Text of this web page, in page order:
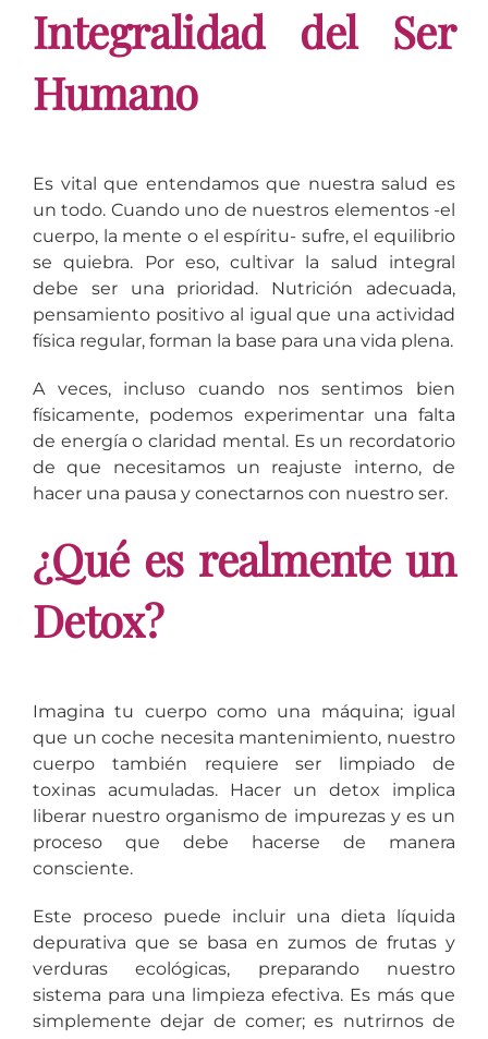
Integralidad del Ser
Humano
Es vital que entendamos que nuestra salud es
un todo. Cuando uno de nuestros elementos -el
cuerpo, la mente o el espíritu- sufre, el equilibrio
se quiebra. Por eso, cultivar la salud integral
debe ser una prioridad. Nutrición adecuada,
pensamiento positivo al igual que una actividad
física regular, forman la base para una vida plena.
A veces, incluso cuando nos sentimos bien
físicamente, podemos experimentar una falta
de energía o claridad mental. Es un recordatorio
de que necesitamos un reajuste interno, de
hacer una pausa y conectarnos con nuestro ser.
¿Qué es realmente un
Detox?
Imagina tu cuerpo como una máquina; igual
que un coche necesita mantenimiento, nuestro
cuerpo también requiere ser limpiado de
toxinas acumuladas. Hacer un detox implica
liberar nuestro organismo de impurezas y es un
proceso que debe hacerse de manera
consciente.
Este proceso puede incluir una dieta líquida
depurativa que se basa en zumos de frutas y
verduras ecológicas, preparando nuestro
sistema para una limpieza efectiva. Es más que
simplemente dejar de comer; es nutrirnos de